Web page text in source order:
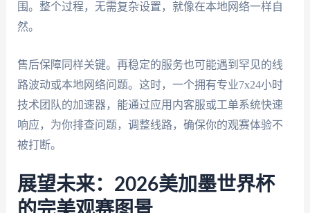
围。整个过程，无需复杂设置，就像在本地网络一样自
然。
售后保障同样关键。再稳定的服务也可能遇到罕见的线
路波动或本地网络问题。这时，一个拥有专业7x24小时
技术团队的加速器，能通过应用内客服或工单系统快速
响应，为你排查问题，调整线路，确保你的观赛体验不
被打断。
展望未来：2026美加墨世界杯